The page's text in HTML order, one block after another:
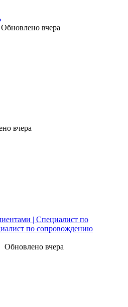
Обновлено вчера
вчера
| Специалист по
по сопровождению
Обновлено вчера